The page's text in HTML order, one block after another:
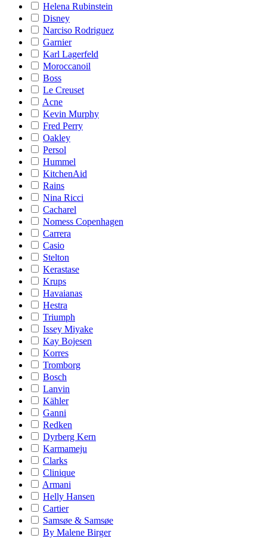
Helena Rubinstein
Disney
Narciso Rodriguez
Garnier
Karl Lagerfeld
Moroccanoil
Boss
Le Creuset
Acne
Kevin Murphy
Fred Perry
Oakley
Persol
Hummel
KitchenAid
Rains
Nina Ricci
Cacharel
Nomess Copenhagen
Carrera
Casio
Stelton
Kerastase
Krups
Havaianas
Hestra
Triumph
Issey Miyake
Kay Bojesen
Korres
Tromborg
Bosch
Lanvin
Kähler
Ganni
Redken
Dyrberg Kern
Karmameju
Clarks
Clinique
Armani
Helly Hansen
Cartier
Samsøe & Samsøe
By Malene Birger